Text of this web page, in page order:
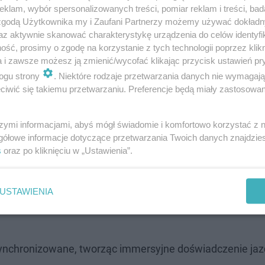
szyba zamiast ekranu
ekranu informacyjnego – bez klasycznego
powierzchnię odpowiadającą ekranowi o
oraz tryby jazdy:
i animacji.
tworząc immersyjne doświadczenie
wybór spersonalizowanych treści, pomiar reklam i treści,
Użytkownika my i Zaufani Partnerzy możemy używać
aktywnie skanować charakterystykę urządzenia do celów
prosimy o zgodę na korzystanie z tych technologii poprzez
i zawsze możesz ją zmienić/wycofać klikając przycisk ustawień
strony
. Niektóre rodzaje przetwarzania danych nie
się takiemu przetwarzaniu. Preferencje będą miały
informacjami, abyś mógł świadomie i komfortowo korzystać z
informacje dotyczące przetwarzania Twoich danych
oraz po kliknięciu w „Ustawienia”.
USTAWIENIA